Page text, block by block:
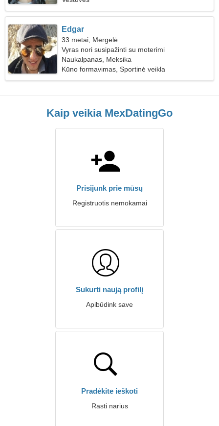
Edgar
33 metai, Mergelė
Vyras nori susipažinti su moterimi
Naukalpanas, Meksika
Kūno formavimas, Sportinė veikla
Kaip veikia MexDatingGo
Prisijunk prie mūsų
Registruotis nemokamai
Sukurti naują profilį
Apibūdink save
Pradėkite ieškoti
Rasti narius